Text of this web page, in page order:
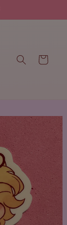
العربة